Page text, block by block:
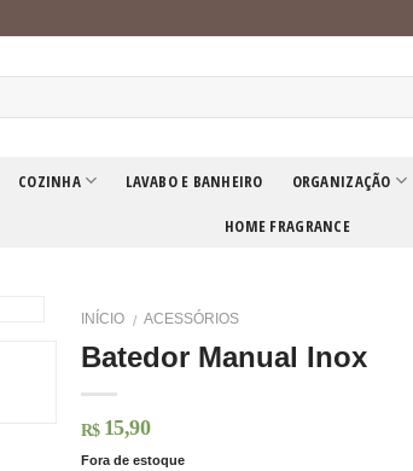
COZINHA LAVABO E BANHEIRO ORGANIZAÇÃO
HOME FRAGRANCE
INÍCIO / ACESSÓRIOS
Batedor Manual Inox
R$ 15,90
Fora de estoque